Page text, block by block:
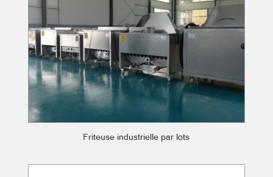
Friteuse industrielle par lots